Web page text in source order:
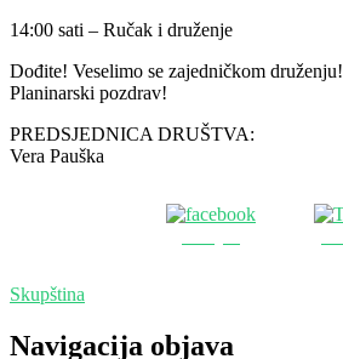
14:00 sati – Ručak i druženje
Dođite! Veselimo se zajedničkom druženju!
Planinarski pozdrav!
PREDSJEDNICA DRUŠTVA:
Vera Pauška
Skupština
Navigacija objava